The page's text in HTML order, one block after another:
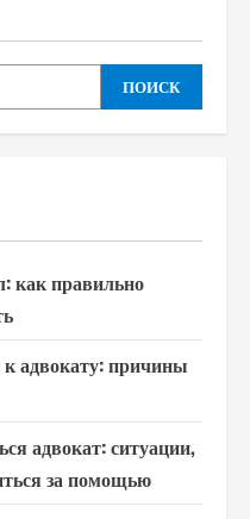
ПОИСК
как правильно
к адвокату: причины
адвокат: ситуации,
за помощью